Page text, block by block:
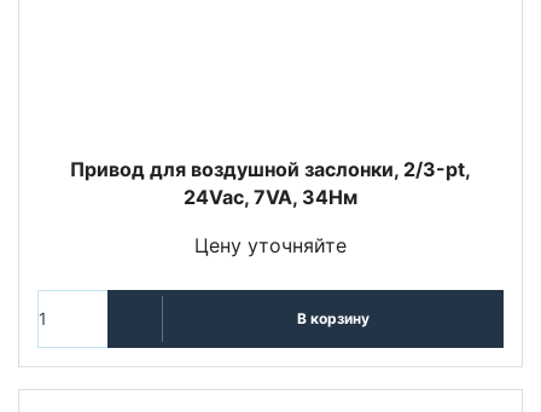
Привод для воздушной заслонки, 2/3-pt,
24Vac, 7VA, 34Нм
Цену уточняйте
В корзину